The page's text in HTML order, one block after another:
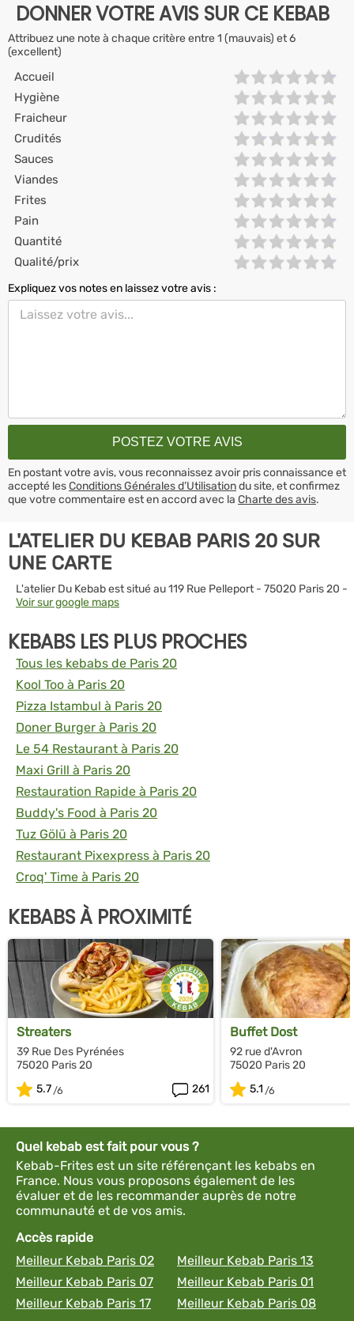
DONNER VOTRE AVIS SUR CE KEBAB
Attribuez une note à chaque critère entre 1 (mauvais) et 6
(excellent)
Accueil
Hygiène
Fraicheur
Crudités
Sauces
Viandes
Frites
Pain
Quantité
Qualité/prix
Expliquez vos notes en laissez votre avis :
En postant votre avis, vous reconnaissez avoir pris connaissance et
accepté lesConditions Générales d’Utilisationdu site, et confirmez
que votre commentaire est en accord avec la Charte des avis.
L'ATELIER DU KEBAB PARIS 20 SUR
UNE CARTE
L'atelier Du Kebab est situé au 119 Rue Pelleport - 75020 Paris 20 -
Voir sur google maps
KEBABS LES PLUS PROCHES
Tous les kebabs de Paris 20
Kool Too à Paris 20
Pizza Istambul à Paris 20
Doner Burger à Paris 20
Le 54 Restaurant à Paris 20
Maxi Grill à Paris 20
Restauration Rapide à Paris 20
Buddy's Food à Paris 20
Tuz Gölü à Paris 20
Restaurant Pixexpress à Paris 20
Croq' Time à Paris 20
KEBABS À PROXIMITÉ
Streaters
39 Rue Des Pyrénées
75020 Paris 20
5.7
261
Buffet Dost
92 rue d'Avron
75020 Paris 20
5.1
Quel kebab est fait pour vous ?
Kebab-Frites est un site référençant les kebabs en
France. Nous vous proposons également de les
évaluer et de les recommander auprès de notre
communauté et de vos amis.
Accès rapide
Meilleur Kebab Paris 02
Meilleur Kebab Paris 13
Meilleur Kebab Paris 07
Meilleur Kebab Paris 01
Meilleur Kebab Paris 17
Meilleur Kebab Paris 08